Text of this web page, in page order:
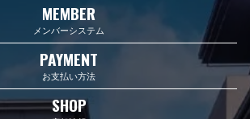
MEMBER
メンバーシステム
PAYMENT
お支払い方法
SHOP